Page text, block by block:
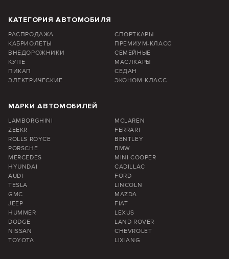
КАТЕГОРИЯ АВТОМОБИЛЯ
РАСПРОДАЖА
СПОРТКАРЫ
КАБРИОЛЕТЫ
ПРЕМИУМ-КЛАСС
ВНЕДОРОЖНИКИ
СЕМЕЙНЫЕ
КУПЕ
МАСЛКАРЫ
ПИКАП
СЕДАН
ЭЛЕКТРИЧЕСКИЕ
ЭКОНОМ-КЛАСС
МАРКИ АВТОМОБИЛЕЙ
LAMBORGHINI
MCLAREN
ZEEKR
FERRARI
ROLLS ROYCE
BENTLEY
PORSCHE
BMW
MERCEDES
MINI COOPER
HYUNDAI
CADILLAC
AUDI
FORD
TESLA
LINCOLN
GMC
MAZDA
JEEP
FIAT
HUMMER
LEXUS
DODGE
LAND ROVER
NISSAN
CHEVROLET
TOYOTA
LIXIANG